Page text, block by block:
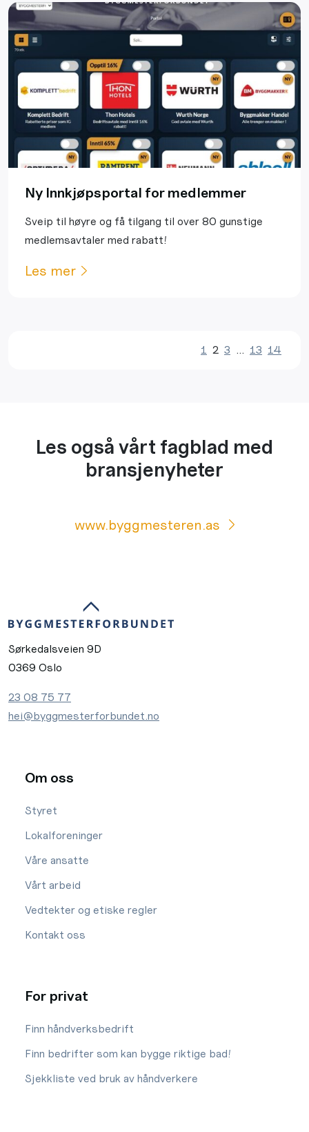
Ny Innkjøpsportal for medlemmer
Sveip til høyre og få tilgang til over 80 gunstige
medlemsavtaler med rabatt!
Les mer
1 2 3 … 13 14
Les også vårt fagblad med
bransjenyheter
www.byggmesteren.as
Sørkedalsveien 9D
0369 Oslo
23 08 75 77
hei@byggmesterforbundet.no
Om oss
Styret
Lokalforeninger
Våre ansatte
Vårt arbeid
Vedtekter og etiske regler
Kontakt oss
For privat
Finn håndverksbedrift
Finn bedrifter som kan bygge riktige bad!
Sjekkliste ved bruk av håndverkere